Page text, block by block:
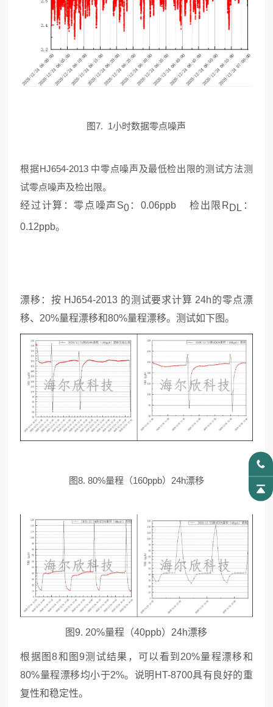
图7. 1小时数据零点噪声
根据HJ654-2013 中零点噪声及最低检出限的测试方法测
试零点噪声及检出限。
经过计算：零点噪声S0：0.06ppb 检出限RDL ：
0.12ppb。
漂移：按 HJ654-2013 的测试要求计算 24h的零点漂
移、20%量程漂移和80%量程漂移。测试如下图。
图8. 80%量程（160ppb）24h漂移
图9. 20%量程（40ppb）24h漂移
根据图8和图9测试结果，可以看到20%量程漂移和
80%量程漂移均小于2%。说明HT-8700具有良好的重
复性和稳定性。